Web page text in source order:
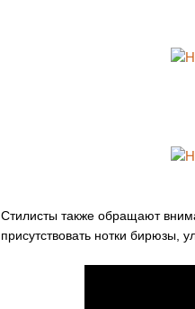
Стилисты также обращают
присутствовать нотки бирюзы,